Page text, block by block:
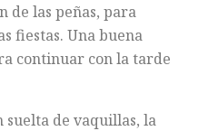
de las peñas, para
fiestas. Una buena
continuar con la tarde
suelta de vaquillas, la